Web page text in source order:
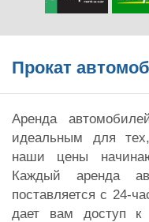
Прокат
Аренда
идеальным для
наши цены
Каждый аренда
поставляется с 24-
дает вам доступ к